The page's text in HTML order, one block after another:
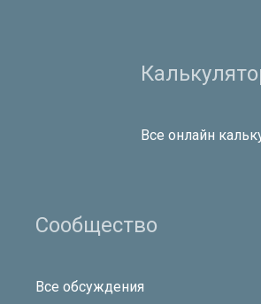
Все онлайн
Сообщество
Все обсуждения